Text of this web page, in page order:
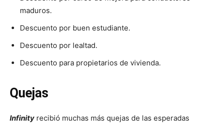
maduros.
Descuento por buen estudiante.
Descuento por lealtad.
Descuento para propietarios de vivienda.
Quejas
Infinity recibió muchas más quejas de las esperadas